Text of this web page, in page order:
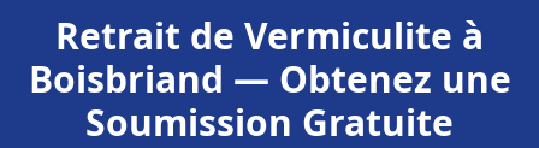
Retrait de Vermiculite à
Boisbriand — Obtenez une
Soumission Gratuite